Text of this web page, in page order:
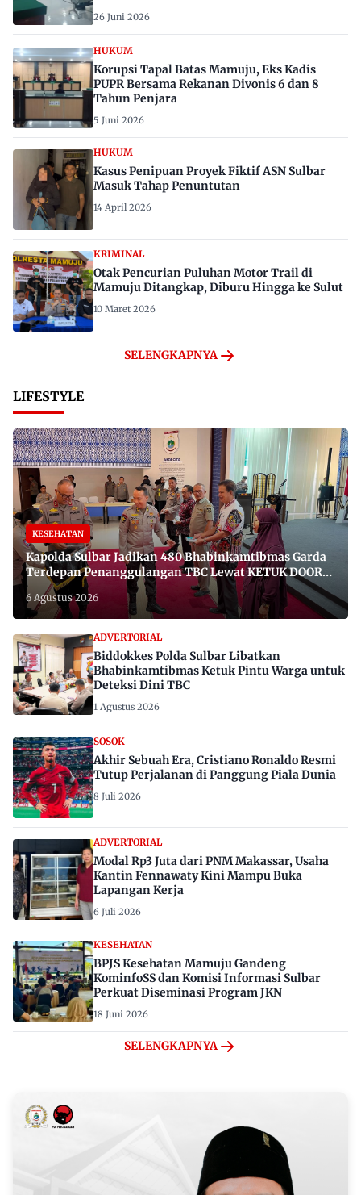
26 Juni 2026
HUKUM
Korupsi Tapal Batas Mamuju, Eks Kadis
PUPR Bersama Rekanan Divonis 6 dan 8
Tahun Penjara
5 Juni 2026
HUKUM
Kasus Penipuan Proyek Fiktif ASN Sulbar
Masuk Tahap Penuntutan
14 April 2026
KRIMINAL
Otak Pencurian Puluhan Motor Trail di
Mamuju Ditangkap, Diburu Hingga ke Sulut
10 Maret 2026
SELENGKAPNYA
LIFESTYLE
KESEHATAN
Kapolda Sulbar Jadikan 480 Bhabinkamtibmas Garda
Terdepan Penanggulangan TBC Lewat KETUK DOORS
di 650 Desa
6 Agustus 2026
ADVERTORIAL
Biddokkes Polda Sulbar Libatkan
Bhabinkamtibmas Ketuk Pintu Warga untuk
Deteksi Dini TBC
1 Agustus 2026
SOSOK
Akhir Sebuah Era, Cristiano Ronaldo Resmi
Tutup Perjalanan di Panggung Piala Dunia
8 Juli 2026
ADVERTORIAL
Modal Rp3 Juta dari PNM Makassar, Usaha
Kantin Fennawaty Kini Mampu Buka
Lapangan Kerja
6 Juli 2026
KESEHATAN
BPJS Kesehatan Mamuju Gandeng
KominfoSS dan Komisi Informasi Sulbar
Perkuat Diseminasi Program JKN
18 Juni 2026
SELENGKAPNYA